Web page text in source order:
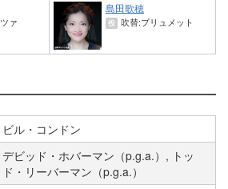
ァ
島田歌穂
役 吹替:プリュメット
ビル・コンドン
デビッド・ホバーマン（p.g.a.）, トッ
ド・リーバーマン（p.g.a.）